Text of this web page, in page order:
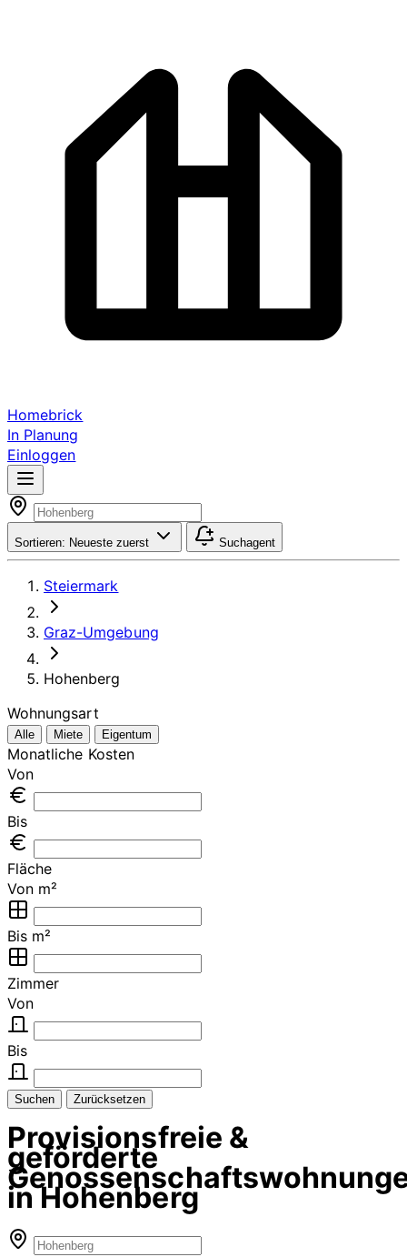
Homebrick
In Planung
Einloggen
Sortieren: Neueste zuerst Suchagent
Steiermark
Graz-Umgebung
Hohenberg
Wohnungsart
Alle Miete Eigentum
Monatliche Kosten
Von
Bis
Fläche
Von m²
Bis m²
Zimmer
Von
Bis
Suchen Zurücksetzen
Provisionsfreie &
geförderte
in Hohenberg